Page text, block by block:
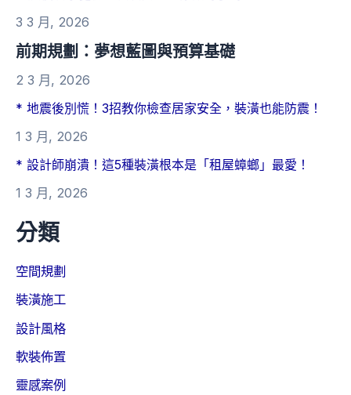
3 3 月, 2026
前期規劃：夢想藍圖與預算基礎
2 3 月, 2026
* 地震後別慌！3招教你檢查居家安全，裝潢也能防震！
1 3 月, 2026
* 設計師崩潰！這5種裝潢根本是「租屋蟑螂」最愛！
1 3 月, 2026
分類
空間規劃
裝潢施工
設計風格
軟裝佈置
靈感案例